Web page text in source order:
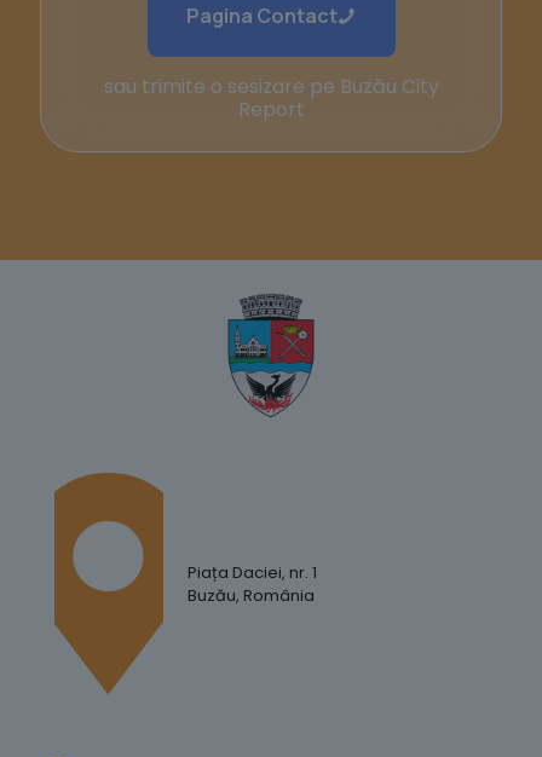
Pagina Contact
sau trimite o sesizare pe Buzău City
Report
Piața Daciei, nr. 1
Buzău, România